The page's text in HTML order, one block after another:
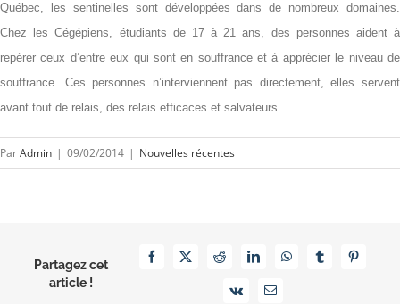
Québec, les sentinelles sont développées dans de nombreux domaines.
Chez les Cégépiens, étudiants de 17 à 21 ans, des personnes aident à
repérer ceux d’entre eux qui sont en souffrance et à apprécier le niveau de
souffrance. Ces personnes n’interviennent pas directement, elles servent
avant tout de relais, des relais efficaces et salvateurs.
ParAdmin | 09/02/2014 | Nouvelles récentes
Partagez cet
article !
Facebook
X RedditLinkedInWhatsAppTumblrPinterest
Vk Email